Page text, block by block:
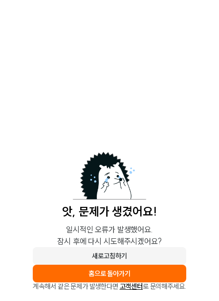
앗, 문제가 생겼어요!
일시적인 오류가 발생했어요.
잠시 후에 다시 시도해주시겠어요?
새로고침하기
홈으로 돌아가기
계속해서 같은 문제가 발생한다면 고객센터로 문의해주세요.